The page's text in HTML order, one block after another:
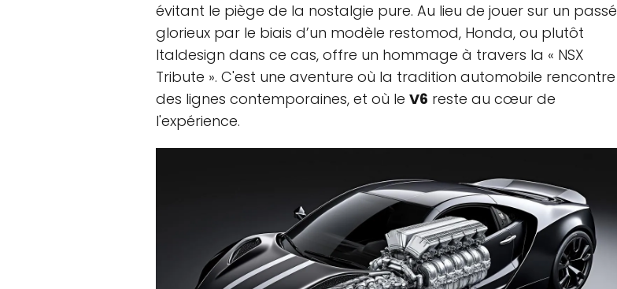
évitant le piège de la nostalgie pure. Au lieu de jouer sur un passé
glorieux par le biais d’un modèle restomod, Honda, ou plutôt
Italdesign dans ce cas, offre un hommage à travers la « NSX
Tribute ». C'est une aventure où la tradition automobile rencontre
des lignes contemporaines, et où le V6 reste au cœur de
l'expérience.